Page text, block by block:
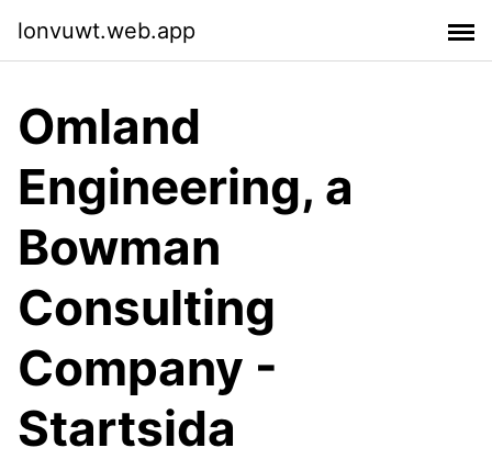
lonvuwt.web.app
Omland
Engineering, a
Bowman
Consulting
Company -
Startsida